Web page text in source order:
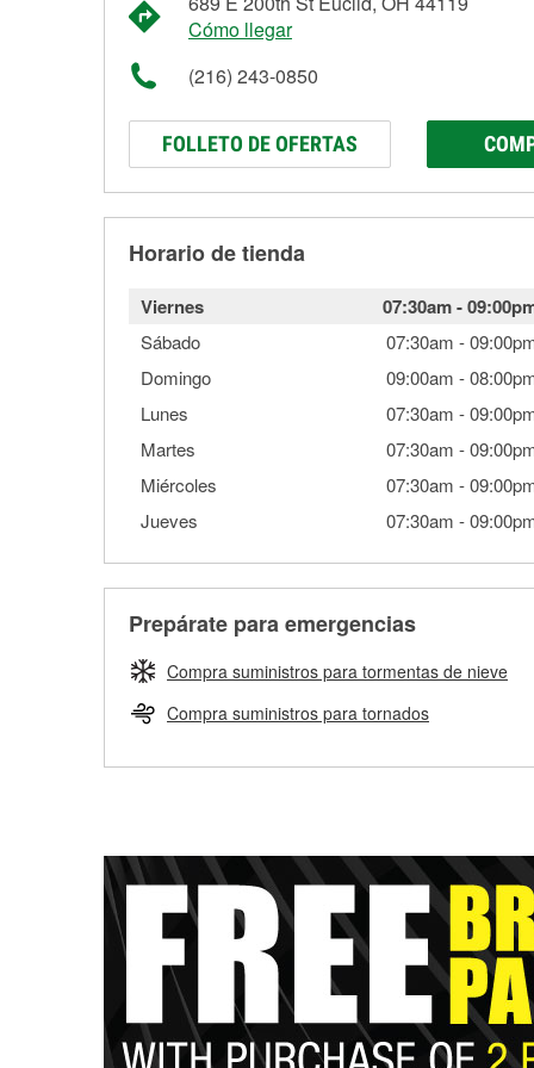
Cómo llegar
(216) 243-0850
FOLLETO DE OFERTAS
Horario de tienda
Viernes 07:30am-
Sábado 07:30am -
Domingo
09:00am -
Lunes
07:30am -
Martes
07:30am -
Miércoles
07:30am -
Jueves
07:30am -
Prepárate para emergencias
Compra suministros para tormentas de nieve
Compra suministros para tornados